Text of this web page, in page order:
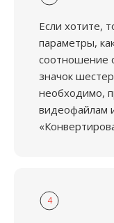
Если хотите,
параметры,
соотношение
значок
необходимо,
видеофайлам
4